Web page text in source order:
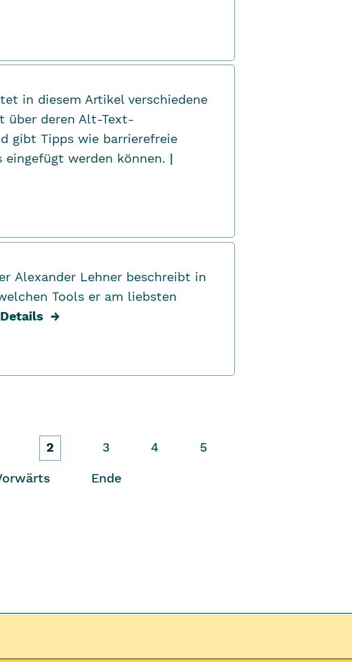
in diesem Artikel verschiedene
über deren Alt-Text-
gibt Tipps wie barrierefreie
eingefügt werden können.
Alexander Lehner beschreibt in
Tools er am liebsten
Details →
2 3 4 5
Ende